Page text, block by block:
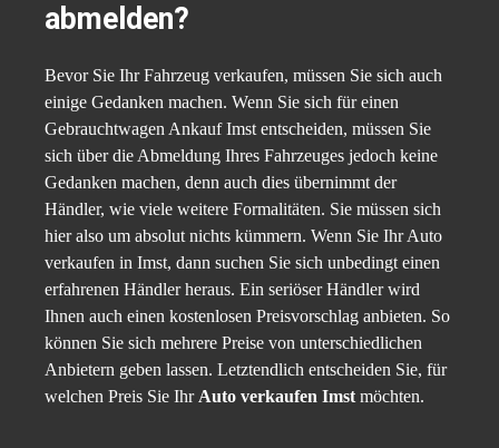
abmelden?
Bevor Sie Ihr Fahrzeug verkaufen, müssen Sie sich auch
einige Gedanken machen. Wenn Sie sich für einen
Gebrauchtwagen Ankauf Imst entscheiden, müssen Sie
sich über die Abmeldung Ihres Fahrzeuges jedoch keine
Gedanken machen, denn auch dies übernimmt der
Händler, wie viele weitere Formalitäten. Sie müssen sich
hier also um absolut nichts kümmern. Wenn Sie Ihr Auto
verkaufen in Imst, dann suchen Sie sich unbedingt einen
erfahrenen Händler heraus. Ein seriöser Händler wird
Ihnen auch einen kostenlosen Preisvorschlag anbieten. So
können Sie sich mehrere Preise von unterschiedlichen
Anbietern geben lassen. Letztendlich entscheiden Sie, für
welchen Preis Sie Ihr Auto verkaufen Imst möchten.